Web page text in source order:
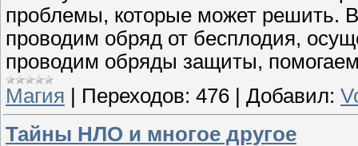
проблемы, которые может решить.
проводим обряд от бесплодия,
проводим обряды защиты,
Магия
Переходов: 476 Добавил:
Тайны НЛО и многое другое